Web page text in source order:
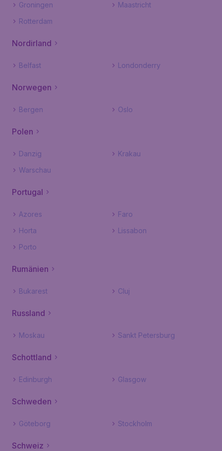
Groningen
Maastricht
Rotterdam
Nordirland
Belfast Londonderry
Norwegen
Bergen Oslo
Polen
Danzig
Krakau
Warschau
Portugal
Azores
Faro
Horta
Lissabon
Porto
Rumänien
Bukarest Cluj
Russland
Moskau Sankt Petersburg
Schottland
Edinburgh Glasgow
Schweden
Göteborg Stockholm
Schweiz